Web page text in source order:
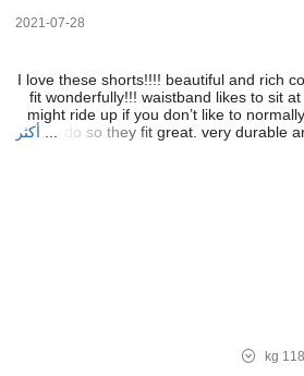
2021-07-28
I love these shorts!!!! beautiful and rich
fit wonderfully!!! waistband likes to sit at
might ride up if you don’t like to normally
but
do so they fit great. very durable أكثر
118 kg